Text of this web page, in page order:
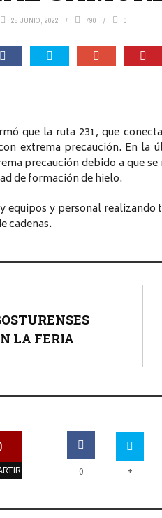
25 JUNIO, 2022 790 0
que la ruta 231, que
extrema precaución. En la
precaución debido a que
de formación de hielo.
equipos y personal
cadenas.
LA FERIA
0 +